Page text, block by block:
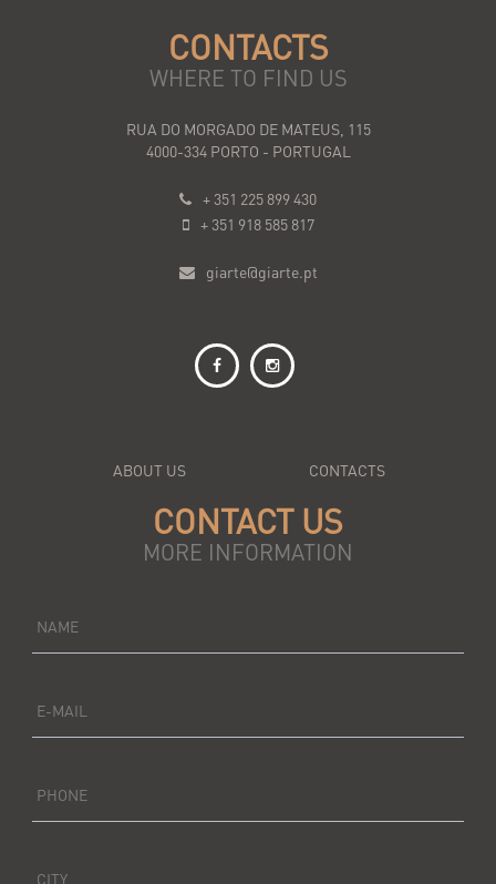
CONTACTS
WHERE TO FIND US
RUA DO MORGADO DE MATEUS, 115
4000-334 PORTO - PORTUGAL
+ 351 225 899 430
+ 351 918 585 817
giarte@giarte.pt
ABOUT US CONTACTS
CONTACT US
MORE INFORMATION
NAME
E-MAIL
PHONE
CITY